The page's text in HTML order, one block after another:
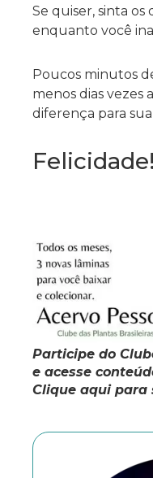
Se quiser, sinta os
enquanto você
Poucos minutos
menos dias vezes
diferença para
Felicidade!
Participe do
e acesse
Clique aqui para